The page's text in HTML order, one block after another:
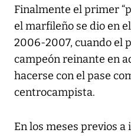
Finalmente el primer
el marfileño se dio en
2006-2007, cuando el
campeón reinante en
hacerse con el pase
centrocampista.
En los meses previos